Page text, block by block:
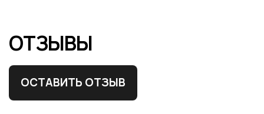
ОТЗЫВЫ
ОСТАВИТЬ ОТЗЫВ